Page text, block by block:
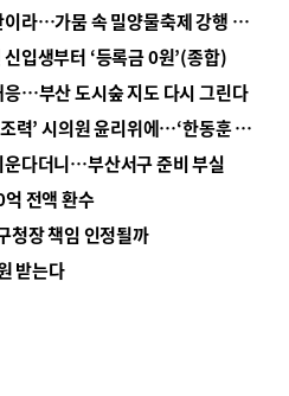
■ 지역 상권도 말라죽을 판이라…가뭄 속 밀양물축제 강행 논란
입생부터 ‘등록금 0원’(종합)
…부산 도시숲 지도 다시 그린다
■ 국힘 부산시당, ‘정이한 조력’ 시의원 윤리위에…‘한동훈 지지’도 신고접수
다더니…부산서구 준비 부실
전액 환수
청장 책임 인정될까
받는다